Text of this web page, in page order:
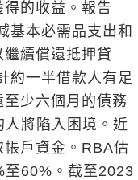
的收益。報告
基本必需品支出和
續償還抵押貸
約一半借款人有足
少六個月的債務
將陷入困境。近
戶資金。RBA估
至60%。截至2023